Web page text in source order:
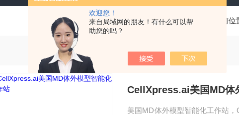
欢迎您！
来自局域网的朋友！有什么可以帮
助您的吗？
当前位
CellXpress.ai美国MD体
美国MD体外模型智能化工作站